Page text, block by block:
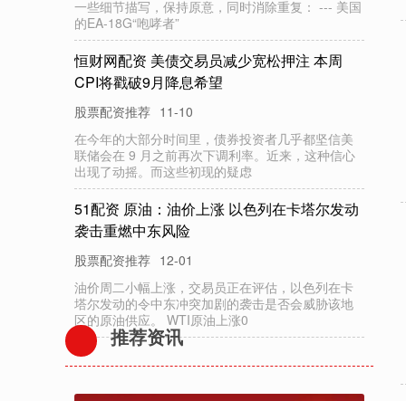
汇
巨
摘
配
资
4个
系
列
婴
幼
儿
配
方
乳
粉
产
品
批
件
信
息
公
布
配资网首页 09-10
7个系列婴幼儿配方乳粉产品批件信息公布 9月5
日，国家市场监督管理总局食品审评中心发布新一
批婴幼儿配方乳粉批件（决定书）
鑫
配
网
配
资
10月
15日
永
22转
债
上
涨
1.28%，
转
股
溢
价
率
27.66%
配资网首页 10-16
本站消息，10月15日永22转债收盘上涨1.28%，报
131.6元/张，成交额4835.9万元，转股溢价率
27.66%。
推荐资讯